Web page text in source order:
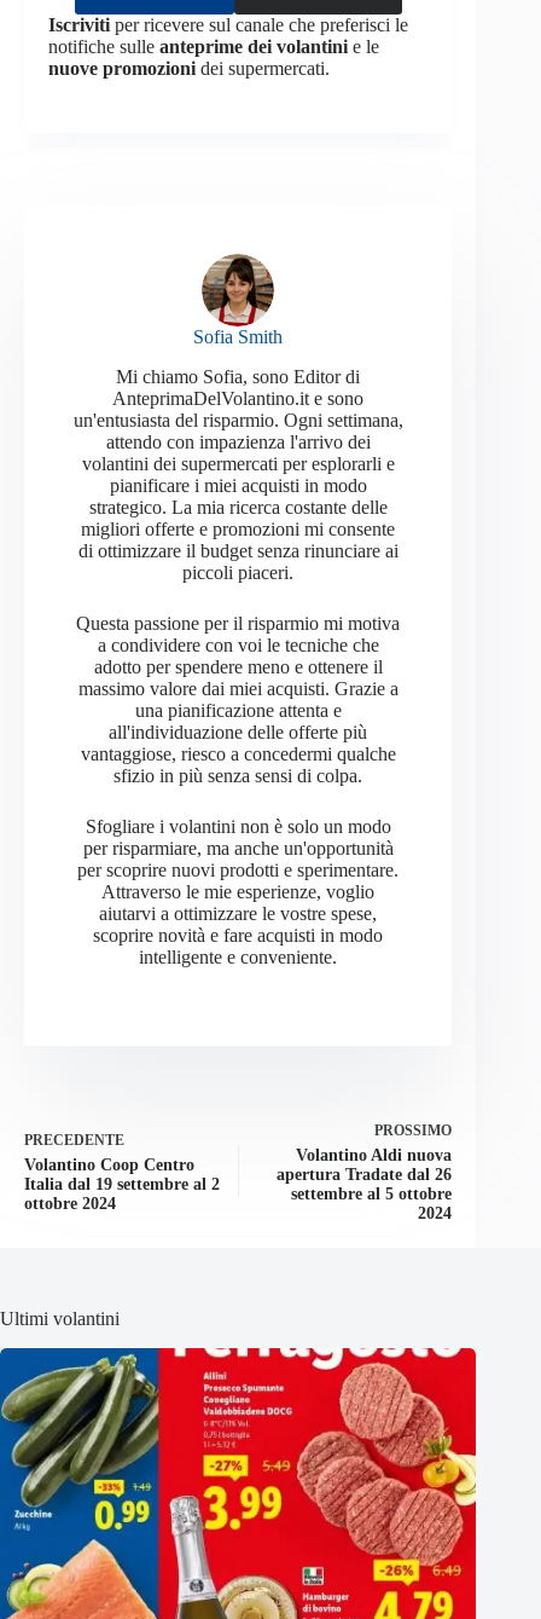
Iscriviti per ricevere sul canale che preferisci le
notifiche sulle anteprime dei volantini e le
nuove promozioni dei supermercati.
Sofia Smith
Mi chiamo Sofia, sono Editor di
AnteprimaDelVolantino.it e sono
un'entusiasta del risparmio. Ogni settimana,
attendo con impazienza l'arrivo dei
volantini dei supermercati per esplorarli e
pianificare i miei acquisti in modo
strategico. La mia ricerca costante delle
migliori offerte e promozioni mi consente
di ottimizzare il budget senza rinunciare ai
piccoli piaceri.
Questa passione per il risparmio mi motiva
a condividere con voi le tecniche che
adotto per spendere meno e ottenere il
massimo valore dai miei acquisti. Grazie a
una pianificazione attenta e
all'individuazione delle offerte più
vantaggiose, riesco a concedermi qualche
sfizio in più senza sensi di colpa.
Sfogliare i volantini non è solo un modo
per risparmiare, ma anche un'opportunità
per scoprire nuovi prodotti e sperimentare.
Attraverso le mie esperienze, voglio
aiutarvi a ottimizzare le vostre spese,
scoprire novità e fare acquisti in modo
intelligente e conveniente.
PRECEDENTE
Volantino Coop Centro
Italia dal 19 settembre al 2
ottobre 2024
PROSSIMO
Volantino Aldi nuova
apertura Tradate dal 26
settembre al 5 ottobre
2024
Ultimi volantini